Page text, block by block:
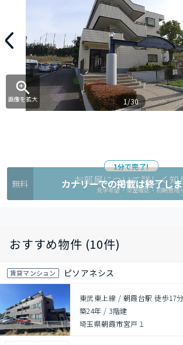
画像を拡大 1/30
1分で完了!
無料 お部屋について詳しく知
見学希望・空室確認・初期費用
カナリーでの掲載は終了し
おすすめ物件 (10件)
賃貸マンション ピソアネシス
東武東上線 / 朝霞台駅 徒歩17分
築24年 / 3階建
埼玉県朝霞市宮戸１